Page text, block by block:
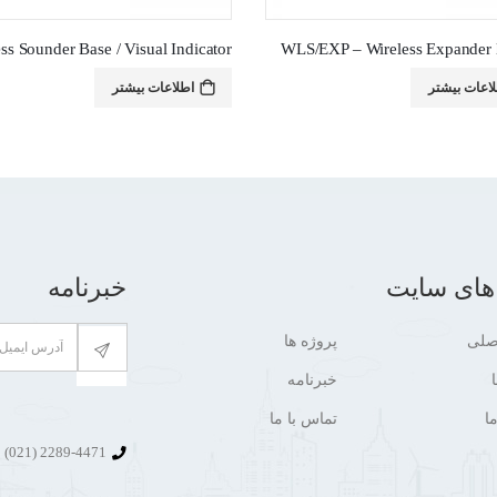
WLS/EXP – Wireless Expander
بیشتر اطلاعات بیشتر
های سایت
پروژه ها
خبرنامه
تماس با ما
خبرنامه